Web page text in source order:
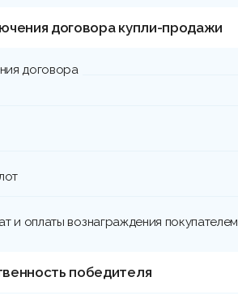
договора купли-продажи
договора
и оплаты вознаграждения покупателем
победителя